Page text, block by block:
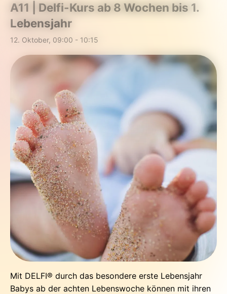
A11 | Delfi-Kurs ab 8 Wochen bis 1.
Lebensjahr
12. Oktober, 09:00 - 10:15
Mit DELFI® durch das besondere erste Lebensjahr
Babys ab der achten Lebenswoche können mit ihren